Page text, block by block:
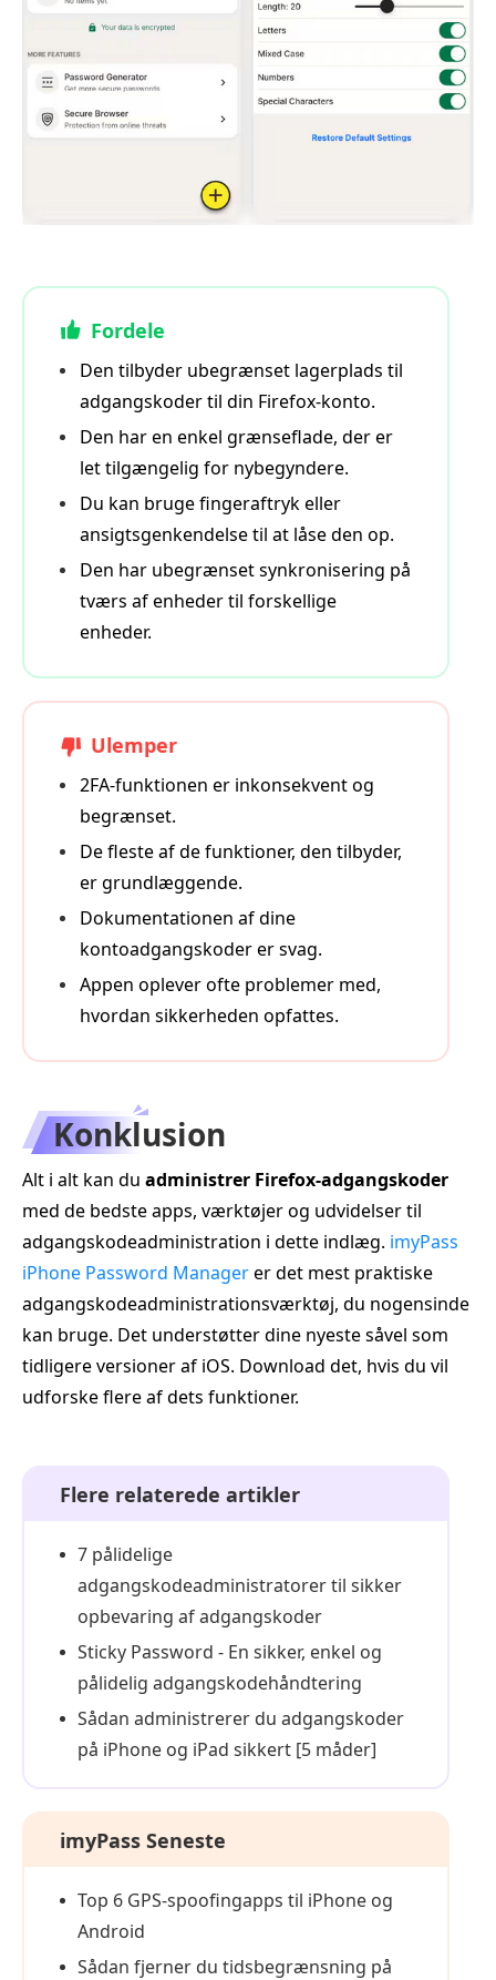
Fordele
Den tilbyder ubegrænset lagerplads til
adgangskoder til din Firefox‑konto.
Den har en enkel grænseflade, der er
let tilgængelig for nybegyndere.
Du kan bruge fingeraftryk eller
ansigtsgenkendelse til at låse den op.
Den har ubegrænset synkronisering på
tværs af enheder til forskellige
enheder.
Ulemper
2FA‑funktionen er inkonsekvent og
begrænset.
De fleste af de funktioner, den tilbyder,
er grundlæggende.
Dokumentationen af dine
kontoadgangskoder er svag.
Appen oplever ofte problemer med,
hvordan sikkerheden opfattes.
Konklusion
Alt i alt kan du administrer Firefox‑adgangskoder
med de bedste apps, værktøjer og udvidelser til
adgangskodeadministration i dette indlæg. imyPass
iPhone Password Managerer det mest praktiske
adgangskodeadministrationsværktøj, du nogensinde
kan bruge. Det understøtter dine nyeste såvel som
tidligere versioner af iOS. Download det, hvis du vil
udforske flere af dets funktioner.
Flere relaterede artikler
7 pålidelige
adgangskodeadministratorer til sikker
opbevaring af adgangskoder
Sticky Password - En sikker, enkel og
pålidelig adgangskodehåndtering
Sådan administrerer du adgangskoder
på iPhone og iPad sikkert [5 måder]
imyPass Seneste
Top 6 GPS-spoofingapps til iPhone og
Android
Sådan fjerner du tidsbegrænsning på